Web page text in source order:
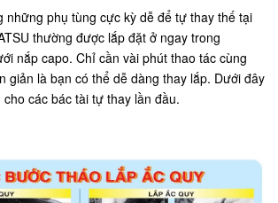
những phụ tùng cực kỳ dễ để tự thay thế tại
thường được lắp đặt ở ngay trong
nắp capo. Chỉ cần vài phút thao tác cùng
giản là bạn có thể dễ dàng thay lắp. Dưới đây
các bác tài tự thay lần đầu.